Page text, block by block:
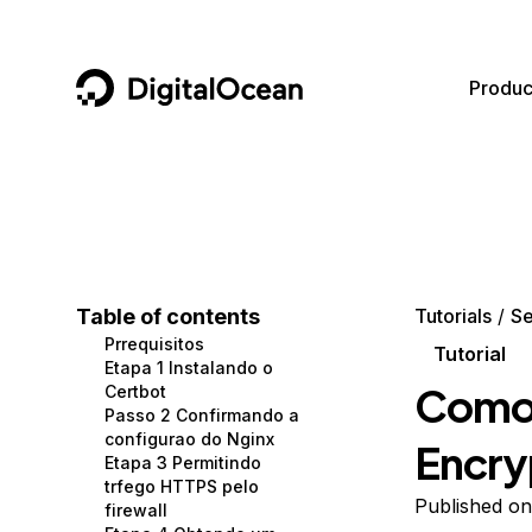
DigitalOcean
Containers and Images
Managed Databases
Management and Dev Tools
Networking
Security
Data and IoT
Developer Tools
Gaming and Media
Hosting
Security and Networking
Developer Tools
Get Involved
Utilities and Help
Table of contents
Prrequisitos
Etapa 1 Instalando o
Certbot
Passo 2 Confirmando a
configurao do Nginx
Etapa 3 Permitindo
trfego HTTPS pelo
firewall
Tutorials
Tutorial
Published